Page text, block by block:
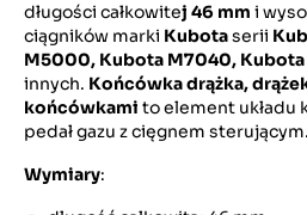
długości całkowitej 46 mm i
ciągników marki Kubotaserii
M5000, Kubota M7040, Kubota
innych. Końcówka drążka,
końcówkami to element układu
pedał gazu z cięgnem sterującym.
Wymiary: